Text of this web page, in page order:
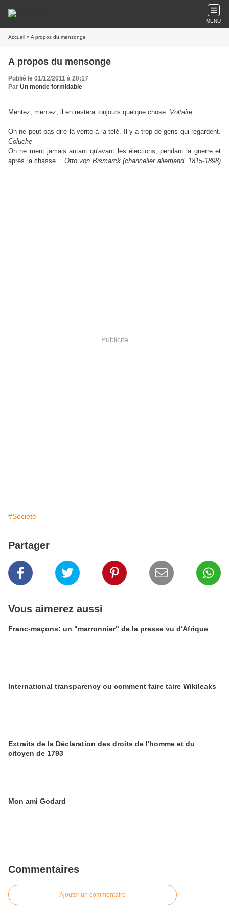
MENU
Accueil » A propos du mensonge
A propos du mensonge
Publié le 01/12/2011 à 20:17
Par Un monde formidable
Mentez, mentez, il en restera toujours quelque chose. Voltaire
On ne peut pas dire la vérité à la télé. Il y a trop de gens qui regardent.
Coluche
On ne ment jamais autant qu'avant les élections, pendant la guerre et
après la chasse. Otto von Bismarck (chancelier allemand, 1815-1898)
Publicité
#Société
Partager
Vous aimerez aussi
Franc-maçons: un "marronnier" de la presse vu d'Afrique
International transparency ou comment faire taire Wikileaks
Extraits de la Déclaration des droits de l'homme et du
citoyen de 1793
Mon ami Godard
Commentaires
Ajouter un commentaire